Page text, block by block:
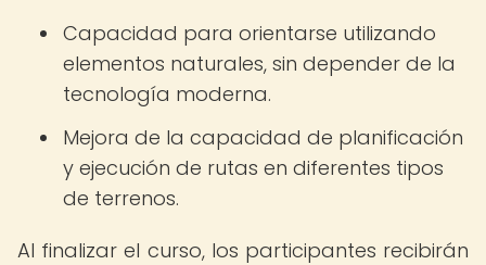
Capacidad para orientarse utilizando
elementos naturales, sin depender de la
tecnología moderna.
Mejora de la capacidad de planificación
y ejecución de rutas en diferentes tipos
de terrenos.
Al finalizar el curso, los participantes recibirán